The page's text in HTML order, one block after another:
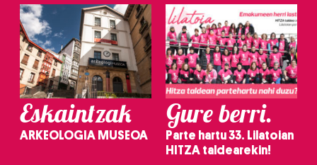
Eskaintzak
ARKEOLOGIA MUSEOA
Gure berri.
Parte hartu 33. Lilatoian
HITZA taldearekin!